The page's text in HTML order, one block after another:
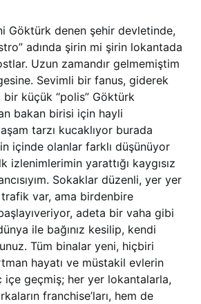
Göktürk denen şehir devletinde,
adında şirin mi şirin lokantada
Uzun zamandır gelmemiştim
Sevimli bir fanus, giderek
bir küçük “polis” Göktürk
bakan birisi için hayli
tarzı kucaklıyor burada
içinde olanlar farklı düşünüyor
yarattığı kaygısız
Sokaklar düzenli, yer yer
var, ama birdenbire
adeta bir vaha gibi
ile bağınız kesilip, kendi
Tüm binalar yeni, hiçbiri
hayatı ve müstakil evlerin
içe geçmiş; her yer lokantalarla,
franchise’ları, hem de